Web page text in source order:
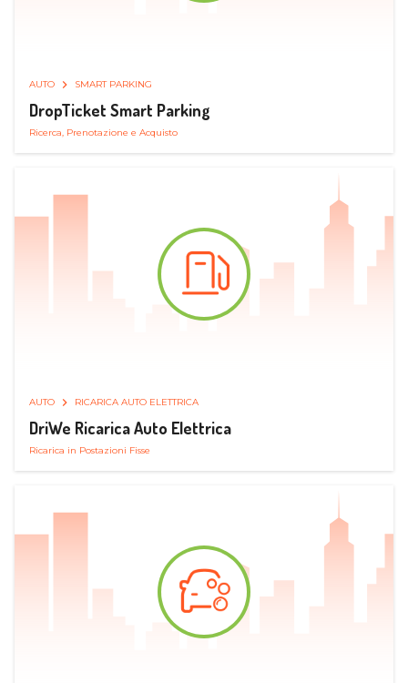
AUTO SMART PARKING
DropTicket Smart Parking
Ricerca, Prenotazione e Acquisto
AUTO RICARICA AUTO ELETTRICA
DriWe Ricarica Auto Elettrica
Ricarica in Postazioni Fisse